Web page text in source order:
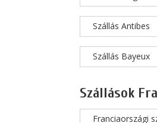
Szállás Antibes
Szállás Bayeux
Szállások
Franciaországi